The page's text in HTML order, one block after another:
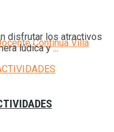
Continua Villa
disfrutar los atractivos
lúdica y ...